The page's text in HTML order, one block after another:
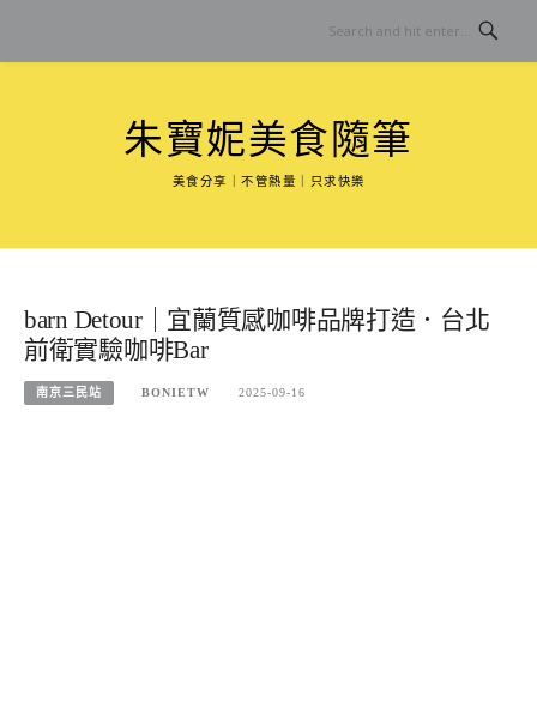
content
朱寶妮美食隨筆
美食分享｜不管熱量｜只求快樂
barn Detour｜宜蘭質感咖啡品牌打造．台北
前衛實驗咖啡Bar
南京三民站 BONIETW 2025-09-16